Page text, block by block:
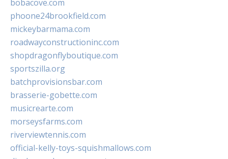
bobacove.com
phoone24brookfield.com
mickeybarmama.com
roadwayconstructioninc.com
shopdragonflyboutique.com
sportszilla.org
batchprovisionsbar.com
brasserie-gobette.com
musicrearte.com
morseysfarms.com
riverviewtennis.com
official-kelly-toys-squishmallows.com